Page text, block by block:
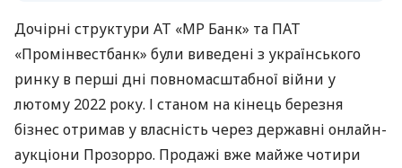
Дочірні структури АТ «МР Банк» та ПАТ
«Промінвестбанк» були виведені з українського
ринку в перші дні повномасштабної війни у
лютому 2022 року. І станом на кінець березня
бізнес отримав у власність через державні онлайн-
аукціони Прозорро. Продажі вже майже чотири